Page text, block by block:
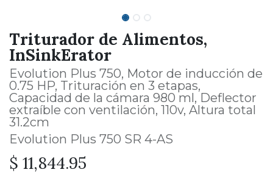
Triturador de Alimentos,
InSinkErator
Evolution Plus 750, Motor de inducción de
0.75 HP, Trituración en 3 etapas,
Capacidad de la cámara 980 ml, Deflector
extraíble con ventilación, 110v, Altura total
31.2cm
Evolution Plus 750 SR 4-AS
$ 11,844.95